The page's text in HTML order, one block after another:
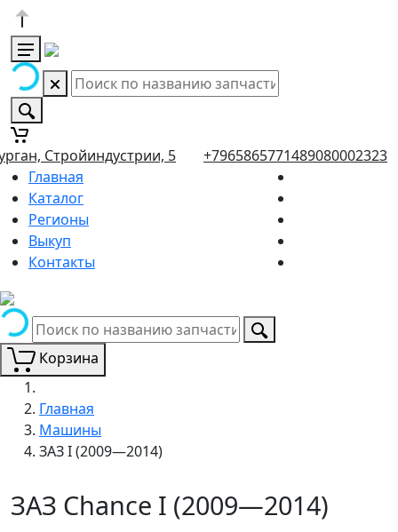
Стройиндустрии, 5 +7965865771489080002323
Главная
Каталог
Регионы
Выкуп
Контакты
Корзина
Главная
Машины
ЗАЗ I (2009—2014)
ЗАЗ Chance I (2009—2014)